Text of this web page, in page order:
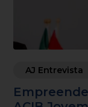
AJ Entrevista